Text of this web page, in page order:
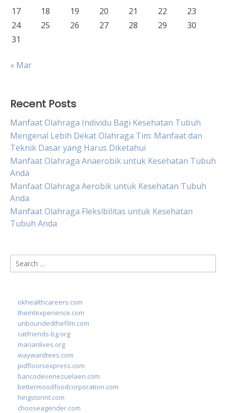
17
18 19 20 21 22
23
24
25 26 27 28 29
30
31
« Mar
Recent Posts
Manfaat Olahraga Individu Bagi Kesehatan Tubuh
Mengenal Lebih Dekat Olahraga Tim: Manfaat dan
Teknik Dasar yang Harus Diketahui
Manfaat Olahraga Anaerobik untuk Kesehatan Tubuh
Anda
Manfaat Olahraga Aerobik untuk Kesehatan Tubuh
Anda
Manfaat Olahraga Fleksibilitas untuk Kesehatan
Tubuh Anda
Search
for:
okhealthcareers.com
theintexperience.com
unboundedthefilm.com
catfriends-bg.org
marianlives.org
waywardtees.com
pidfloorsexpress.com
bancodevenezuelaen.com
bettermoodfoodcorporation.com
hingstonnt.com
chooseagender.com